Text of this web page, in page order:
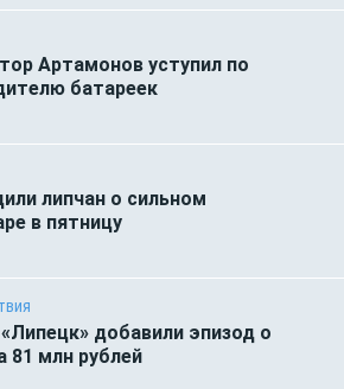
Артамонов уступил по
батареек
липчан о сильном
в пятницу
добавили эпизод о
81 млн рублей